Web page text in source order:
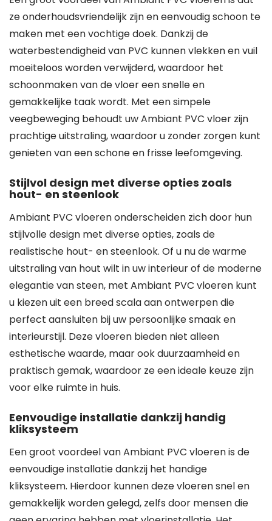
ze onderhoudsvriendelijk zijn en eenvoudig schoon te
maken met een vochtige doek. Dankzij de
waterbestendigheid van PVC kunnen vlekken en vuil
moeiteloos worden verwijderd, waardoor het
schoonmaken van de vloer een snelle en
gemakkelijke taak wordt. Met een simpele
veegbeweging behoudt uw Ambiant PVC vloer zijn
prachtige uitstraling, waardoor u zonder zorgen kunt
genieten van een schone en frisse leefomgeving.
Stijlvol design met diverse opties zoals
hout- en steenlook
Ambiant PVC vloeren onderscheiden zich door hun
stijlvolle design met diverse opties, zoals de
realistische hout- en steenlook. Of u nu de warme
uitstraling van hout wilt in uw interieur of de moderne
elegantie van steen, met Ambiant PVC vloeren kunt
u kiezen uit een breed scala aan ontwerpen die
perfect aansluiten bij uw persoonlijke smaak en
interieurstijl. Deze vloeren bieden niet alleen
esthetische waarde, maar ook duurzaamheid en
praktisch gemak, waardoor ze een ideale keuze zijn
voor elke ruimte in huis.
Eenvoudige installatie dankzij handig
kliksysteem
Een groot voordeel van Ambiant PVC vloeren is de
eenvoudige installatie dankzij het handige
kliksysteem. Hierdoor kunnen deze vloeren snel en
gemakkelijk worden gelegd, zelfs door mensen die